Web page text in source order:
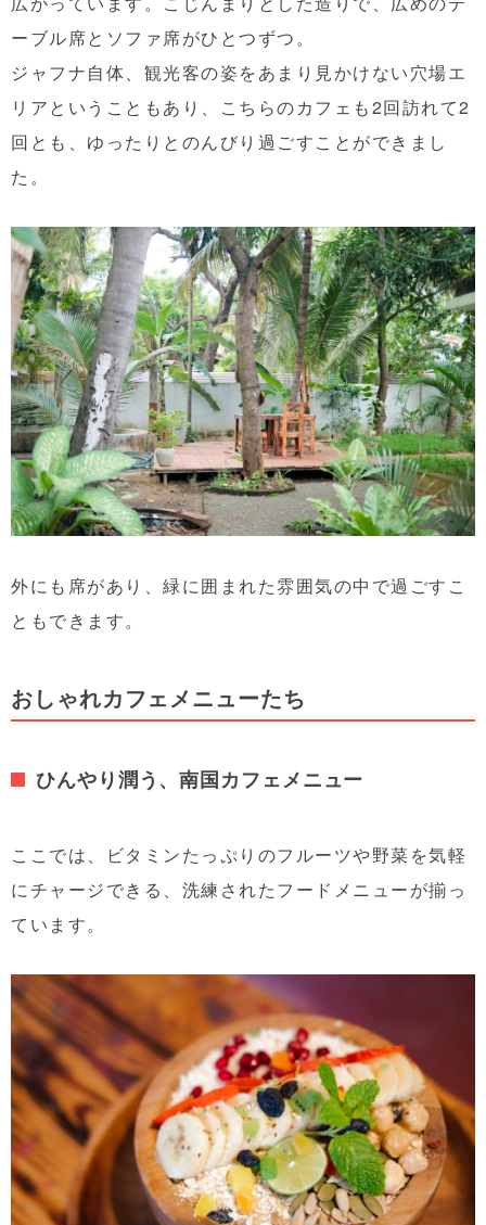
ーブル席とソファ席がひとつずつ。
ジャフナ自体、観光客の姿をあまり見かけない穴場エ
リアということもあり、こちらのカフェも2回訪れて2
回とも、ゆったりとのんびり過ごすことができまし
た。
外にも席があり、緑に囲まれた雰囲気の中で過ごすこ
ともできます。
おしゃれカフェメニューたち
ひんやり潤う、南国カフェメニュー
ここでは、ビタミンたっぷりのフルーツや野菜を気軽
にチャージできる、洗練されたフードメニューが揃っ
ています。